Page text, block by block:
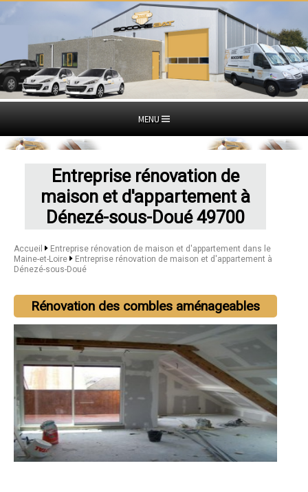
MENU
Entreprise rénovation de
maison et d'appartement à
Dénezé-sous-Doué 49700
Accueil
Entreprise rénovation de maison et d'appartement dans le
Maine-et-Loire
Entreprise rénovation de maison et d'appartement à
Dénezé-sous-Doué
Rénovation des combles aménageables